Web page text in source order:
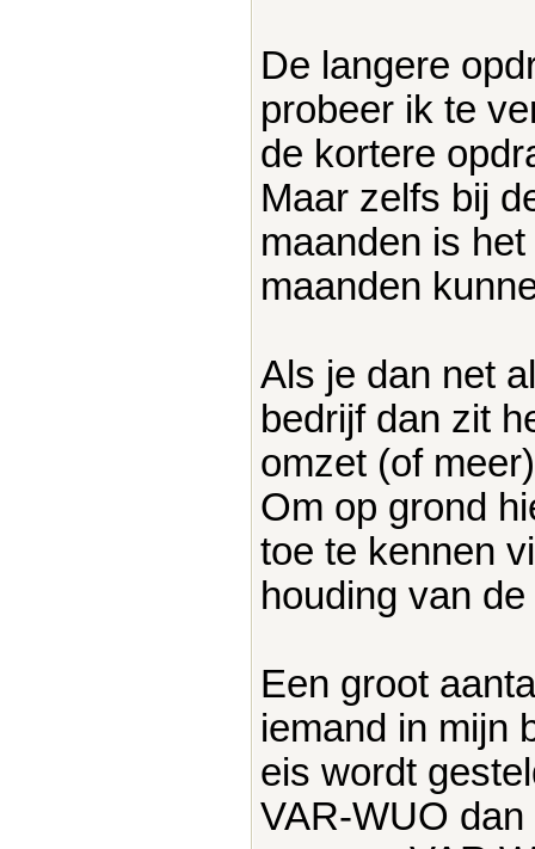
De langere
probeer ik te
de kortere
Maar zelfs bij
maanden is
maanden
Als je dan net
bedrijf dan zit
omzet (of
Om op grond
toe te kennen
houding van
Een groot
iemand in mijn
eis wordt
VAR-WUO